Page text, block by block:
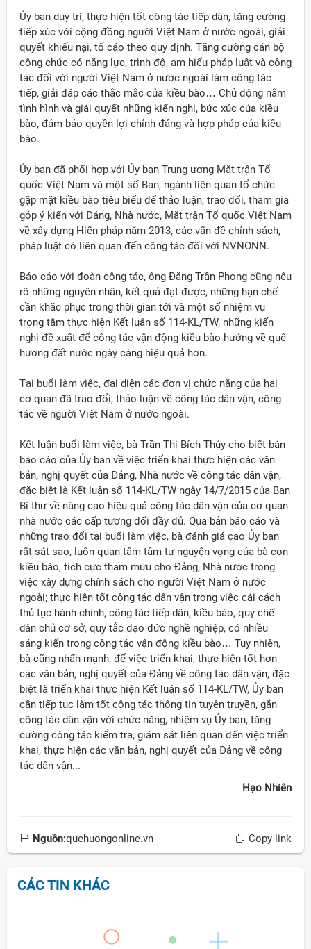
Ủy ban duy trì, thực hiện tốt công tác tiếp dân, tăng cường
tiếp xúc với cộng đồng người Việt Nam ở nước ngoài, giải
quyết khiếu nại, tố cáo theo quy định. Tăng cường cán bộ
công chức có năng lực, trình độ, am hiểu pháp luật và công
tác đối với người Việt Nam ở nước ngoài làm công tác
tiếp, giải đáp các thắc mắc của kiều bào… Chủ động nắm
tình hình và giải quyết những kiến nghị, bức xúc của kiều
bào, đảm bảo quyền lợi chính đáng và hợp pháp của kiều
bào.
Ủy ban đã phối hợp với Ủy ban Trung ương Mặt trận Tổ
quốc Việt Nam và một số Ban, ngành liên quan tổ chức
gặp mặt kiều bào tiêu biểu để thảo luận, trao đổi, tham gia
góp ý kiến với Đảng, Nhà nước, Mặt trận Tổ quốc Việt Nam
về xây dựng Hiến pháp năm 2013, các vấn đề chính sách,
pháp luật có liên quan đến công tác đối với NVNONN.
Báo cáo với đoàn công tác, ông Đặng Trần Phong cũng nêu
rõ những nguyên nhân, kết quả đạt được, những hạn chế
cần khắc phục trong thời gian tới và một số nhiệm vụ
trọng tâm thực hiện Kết luận số 114-KL/TW, những kiến
nghị đề xuất để công tác vận động kiều bào hướng về quê
hương đất nước ngày càng hiệu quả hơn.
Tại buổi làm việc, đại diện các đơn vị chức năng của hai
cơ quan đã trao đổi, thảo luận về công tác dân vận, công
tác về người Việt Nam ở nước ngoài.
Kết luận buổi làm việc, bà Trần Thị Bích Thủy cho biết bản
báo cáo của Ủy ban về việc triển khai thực hiện các văn
bản, nghị quyết của Đảng, Nhà nước về công tác dân vận,
đặc biệt là Kết luận số 114-KL/TW ngày 14/7/2015 của Ban
Bí thư về nâng cao hiệu quả công tác dân vận của cơ quan
nhà nước các cấp tương đối đầy đủ. Qua bản báo cáo và
những trao đổi tại buổi làm việc, bà đánh giá cao Ủy ban
rất sát sao, luôn quan tâm tâm tư nguyện vọng của bà con
kiều bào, tích cực tham mưu cho Đảng, Nhà nước trong
việc xây dựng chính sách cho người Việt Nam ở nước
ngoài; thực hiện tốt công tác dân vận trong việc cải cách
thủ tục hành chính, công tác tiếp dân, kiều bào, quy chế
dân chủ cơ sở, quy tắc đạo đức nghề nghiệp, có nhiều
sáng kiến trong công tác vận động kiều bào… Tuy nhiên,
bà cũng nhấn mạnh, để việc triển khai, thực hiện tốt hơn
các văn bản, nghị quyết của Đảng về công tác dân vận, đặc
biệt là triển khai thực hiện Kết luận số 114-KL/TW, Ủy ban
cần tiếp tục làm tốt công tác thông tin tuyên truyền, gắn
công tác dân vận với chức năng, nhiệm vụ Ủy ban, tăng
cường công tác kiểm tra, giám sát liên quan đến việc triển
khai, thực hiện các văn bản, nghị quyết của Đảng về công
tác dân vận...
Hạo Nhiên
Nguồn:quehuongonline.vn Copy link
CÁC TIN KHÁC